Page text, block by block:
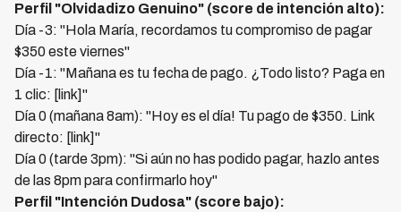
Perfil "Olvidadizo Genuino" (score de intención alto):
Día -3: "Hola María, recordamos tu compromiso de pagar
$350 este viernes"
Día -1: "Mañana es tu fecha de pago. ¿Todo listo? Paga en
1 clic: [link]"
Día 0 (mañana 8am): "Hoy es el día! Tu pago de $350. Link
directo: [link]"
Día 0 (tarde 3pm): "Si aún no has podido pagar, hazlo antes
de las 8pm para confirmarlo hoy"
Perfil "Intención Dudosa" (score bajo):